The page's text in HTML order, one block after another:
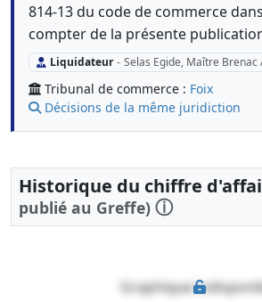
814-13 du code de commerce
compter de la présente
Liquidateur - Selas Egide, Maître Brenac
Tribunal de commerce : Foix
Décisions de la même juridiction
Historique du chiffre
publié au Greffe) ⓘ
Graphique